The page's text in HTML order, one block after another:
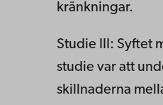
kränkningar.
Studie III: Syftet
studie var att
skillnaderna